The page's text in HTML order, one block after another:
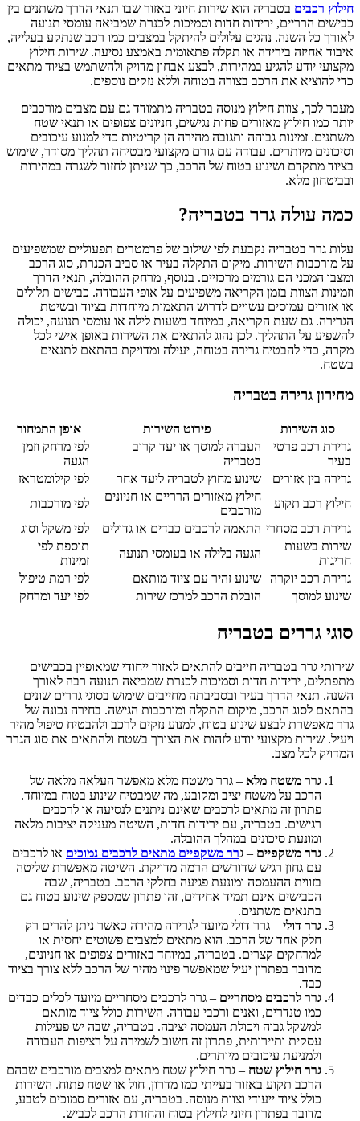
חילוץ רכבים בטבריה הוא שירות חיוני באזור שבו תנאי הדרך משתנים בין
כבישים הרריים, ירידות חדות וסמיכות לכנרת שמביאה עומסי תנועה
לאורך כל השנה. נהגים עלולים להיתקל במצבים כמו רכב שנתקע בעלייה,
איבוד אחיזה בירידה או תקלה פתאומית באמצע נסיעה. שירות חילוץ
מקצועי יודע להגיע במהירות, לבצע אבחון מדויק ולהשתמש בציוד מתאים
כדי להוציא את הרכב בצורה בטוחה וללא נזקים נוספים.
מעבר לכך, צוות חילוץ מנוסה בטבריה מתמודד גם עם מצבים מורכבים
יותר כמו חילוץ מאזורים פחות נגישים, חניונים צפופים או תנאי שטח
משתנים. זמינות גבוהה ותגובה מהירה הן קריטיות כדי למנוע עיכובים
וסיכונים מיותרים. עבודה עם גורם מקצועי מבטיחה תהליך מסודר, שימוש
בציוד מתקדם ושינוע בטוח של הרכב, כך שניתן לחזור לשגרה במהירות
ובביטחון מלא.
כמה עולה גרר בטבריה?
עלות גרר בטבריה נקבעת לפי שילוב של פרמטרים תפעוליים שמשפיעים
על מורכבות השירות. מיקום התקלה בעיר או סביב הכנרת, סוג הרכב
ומצבו המכני הם גורמים מרכזיים. בנוסף, מרחק ההובלה, תנאי הדרך
וזמינות הצוות בזמן הקריאה משפיעים על אופי העבודה. כבישים תלולים
או אזורים עמוסים עשויים לדרוש התאמות מיוחדות בציוד ובשיטת
הגרירה. גם שעת הקריאה, במיוחד בשעות לילה או עומסי תנועה, יכולה
להשפיע על התהליך. לכן נהוג להתאים את השירות באופן אישי לכל
מקרה, כדי להבטיח גרירה בטוחה, יעילה ומדויקת בהתאם לתנאים
בשטח.
מחירון גרירה בטבריה
סוג השירות פירוט השירות
אופן התמחור
גרירת רכב פרטי
בעיר
העברה למוסך או יעד קרוב
בטבריה
לפי מרחק וזמן
הגעה
גרירה בין אזורים
שינוע מחוץ לטבריה ליעד אחר
לפי קילומטראז
חילוץ רכב תקוע
חילוץ מאזורים הרריים או חניונים
מורכבים
לפי מורכבות
גרירת רכב מסחרי התאמה לרכבים כבדים או גדולים
לפי משקל וסוג
שירות בשעות
חריגות
הגעה בלילה או בעומסי תנועה
תוספת לפי
זמינות
גרירת רכב יוקרה
שינוע זהיר עם ציוד מותאם
לפי רמת טיפול
שינוע למוסך
הובלת הרכב למרכז שירות לפי יעד ומרחק
סוגי גררים בטבריה
שירותי גרר בטבריה חייבים להתאים לאזור ייחודי שמאופיין בכבישים
מתפתלים, ירידות חדות וסמיכות לכנרת שמביאה תנועה רבה לאורך
השנה. תנאי הדרך בעיר ובסביבתה מחייבים שימוש בסוגי גררים שונים
בהתאם לסוג הרכב, מיקום התקלה ומורכבות הגישה. בחירה נכונה של
גרר מאפשרת לבצע שינוע בטוח, למנוע נזקים לרכב ולהבטיח טיפול מהיר
ויעיל. שירות מקצועי יודע לזהות את הצורך בשטח ולהתאים את סוג הגרר
המדויק לכל מצב.
גרר משטח מלא – גרר משטח מלא מאפשר העלאה מלאה של
הרכב על משטח יציב ומקובע, מה שמבטיח שינוע בטוח במיוחד.
פתרון זה מתאים לרכבים שאינם ניתנים לנסיעה או לרכבים
רגישים. בטבריה, עם ירידות חדות, השיטה מעניקה יציבות מלאה
ומונעת סיכונים במהלך ההובלה.
גרר משקפיים – גרר משקפיים מתאים לרכבים נמוכים או לרכבים
עם גחון רגיש שדורשים הרמה מדויקת. השיטה מאפשרת שליטה
בזווית ההעמסה ומונעת פגיעה בחלקי הרכב. בטבריה, שבה
הכבישים אינם תמיד אחידים, זהו פתרון שמספק שינוע בטוח גם
בתנאים משתנים.
גרר דולי – גרר דולי מיועד לגרירה מהירה כאשר ניתן להרים רק
חלק אחד של הרכב. הוא מתאים למצבים פשוטים יחסית או
למרחקים קצרים. בטבריה, במיוחד באזורים צפופים או חניונים,
מדובר בפתרון יעיל שמאפשר פינוי מהיר של הרכב ללא צורך בציוד
כבד.
גרר לרכבים מסחריים – גרר לרכבים מסחריים מיועד לכלים כבדים
כמו טנדרים, ואנים ורכבי עבודה. השירות כולל ציוד מותאם
למשקל גבוה ויכולת העמסה יציבה. בטבריה, שבה יש פעילות
עסקית ותיירותית, פתרון זה חשוב לשמירה על רציפות העבודה
ולמניעת עיכובים מיותרים.
גרר חילוץ שטח – גרר חילוץ שטח מתאים למצבים מורכבים שבהם
הרכב תקוע באזור בעייתי כמו מדרון, חול או שטח פתוח. השירות
כולל ציוד ייעודי וצוות מנוסה. בטבריה, עם אזורים סמוכים לטבע,
מדובר בפתרון חיוני לחילוץ בטוח והחזרת הרכב לכביש.